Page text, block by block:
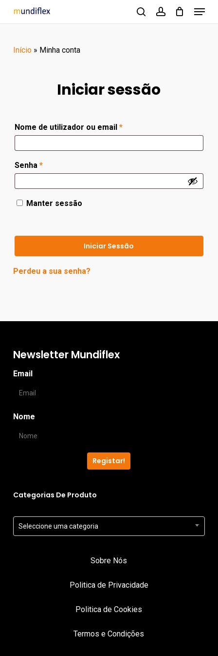
to
content
searchaccount
Menu
Início» Minha conta
Iniciar sessão
Nome de utilizador ou email *Obrigatório
Senha *Obrigatório
Manter sessão
Iniciar Sessão
Perdeu a sua senha?
Newsletter Mundiflex
Email
Nome
Registar!
Categorias De Produto
Seleccione uma categoria
Sobre Nós
Politica de Privacidade
Politica de Cookies
Termos e Condições